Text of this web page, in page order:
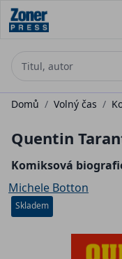
Domů / Volný čas /
Quentin
Komiksová
Michele Botton
Skladem